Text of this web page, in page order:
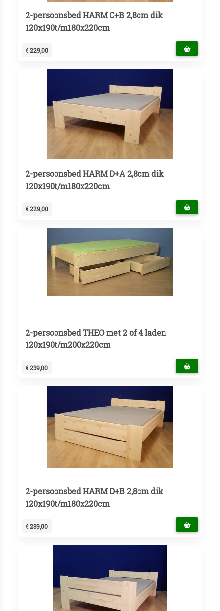
2-persoonsbed HARM C+B 2,8cm dik
120x190t/m180x220cm
€ 229,00
2-persoonsbed HARM D+A 2,8cm dik
120x190t/m180x220cm
€ 229,00
2-persoonsbed THEO met 2 of 4 laden
120x190t/m200x220cm
€ 239,00
2-persoonsbed HARM D+B 2,8cm dik
120x190t/m180x220cm
€ 239,00